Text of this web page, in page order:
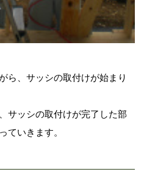
ら、サッシの取付けが始まり
サッシの取付けが完了した部
ていきます。